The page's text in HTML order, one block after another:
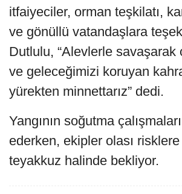
itfaiyeciler, orman teşkilatı,
ve gönüllü vatandaşlara
Dutlulu, “Alevlerle savaşarak
ve geleceğimizi koruyan
yürekten minnettarız” dedi.
Yangının soğutma
ederken, ekipler olası risklere
teyakkuz halinde bekliyor.